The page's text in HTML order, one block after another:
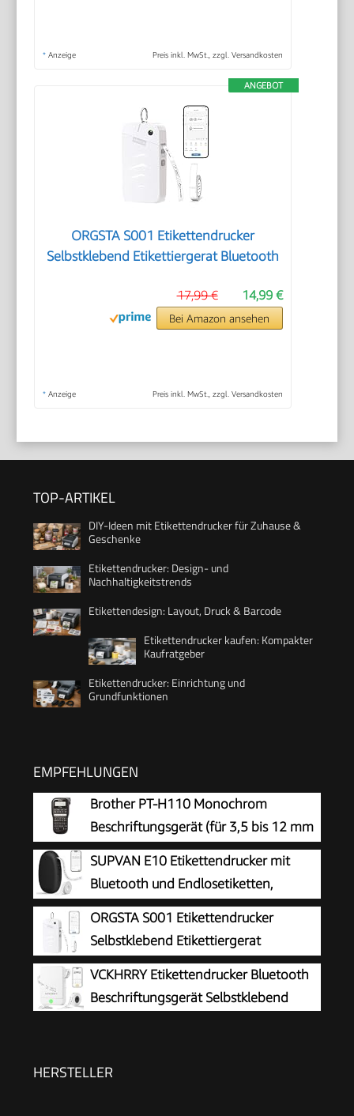
* Anzeige Preis inkl. MwSt., zzgl. Versandkosten
ANGEBOT
ORGSTA S001 Etikettendrucker
Selbstklebend Etikettiergerat Bluetooth
14,99 €
17,99 €
Bei Amazon ansehen
* Anzeige Preis inkl. MwSt., zzgl. Versandkosten
TOP-ARTIKEL
DIY-Ideen mit Etikettendrucker für Zuhause &
Geschenke
Etikettendrucker: Design- und
Nachhaltigkeitstrends
Etikettendesign: Layout, Druck & Barcode
Etikettendrucker kaufen: Kompakter
Kaufratgeber
Etikettendrucker: Einrichtung und
Grundfunktionen
EMPFEHLUNGEN
Brother PT-H110 Monochrom
Beschriftungsgerät (für 3,5 bis 12 mm
breite TZe-Schriftbänder, bis zu 20
mm/Sek. Druckgeschwindigkeit)
SUPVAN E10 Etikettendrucker mit
Bluetooth und Endlosetiketten,
Schwarz
ORGSTA S001 Etikettendrucker
Selbstklebend Etikettiergerat
Bluetooth
VCKHRRY Etikettendrucker Bluetooth
Beschriftungsgerät Selbstklebend
HERSTELLER